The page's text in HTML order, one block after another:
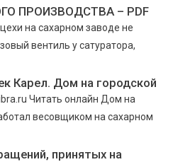
ПРОИЗВОДСТВА – PDF
на сахарном заводе не
вентиль у сатуратора,
Карел. Дом на городской
Читать онлайн Дом на
весовщиком на сахарном
принятых на